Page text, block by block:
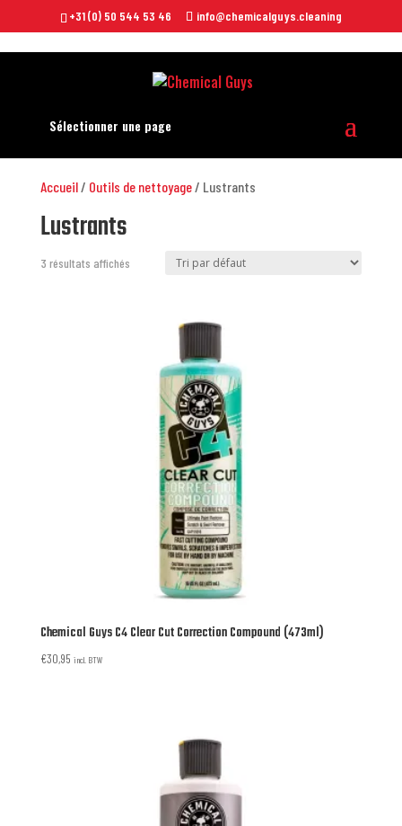
+31 (0) 50 544 53 46 info@chemicalguys.cleaning
Sélectionner une page
Accueil/ Outils de nettoyage/ Lustrants
Lustrants
3 résultats affichés
Chemical Guys C4 Clear Cut Correction Compound (473ml)
€30,95 incl. BTW